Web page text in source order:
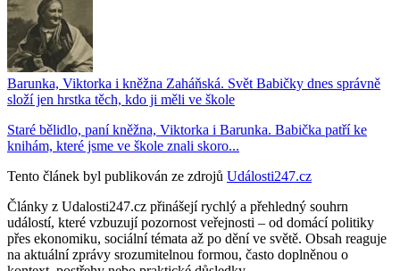
Barunka, Viktorka i kněžna Zaháňská. Svět Babičky dnes správně
složí jen hrstka těch, kdo ji měli ve škole
Staré bělidlo, paní kněžna, Viktorka i Barunka. Babička patří ke
knihám, které jsme ve škole znali skoro...
Tento článek byl publikován ze zdrojů Události247.cz
Články z Udalosti247.cz přinášejí rychlý a přehledný souhrn
událostí, které vzbuzují pozornost veřejnosti – od domácí politiky
přes ekonomiku, sociální témata až po dění ve světě. Obsah reaguje
na aktuální zprávy srozumitelnou formou, často doplněnou o